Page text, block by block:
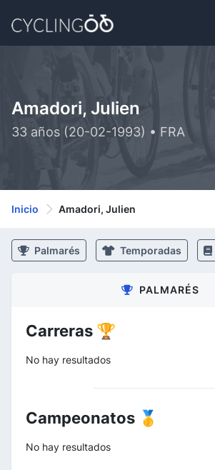
Amadori, Julien
33 años (20-02-1993) • FRA
Inicio Amadori, Julien
Palmarés Temporadas
PALMARÉS
Carreras 🏆
No hay resultados
Campeonatos 🥇
No hay resultados